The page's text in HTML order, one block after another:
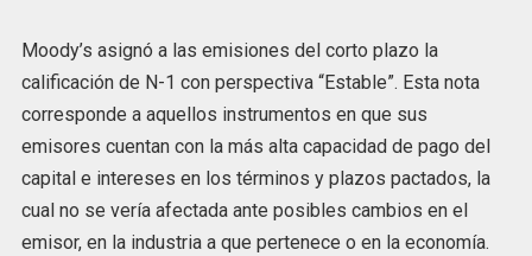
Moody’s asignó a las emisiones del corto plazo la
calificación de N-1 con perspectiva “Estable”. Esta nota
corresponde a aquellos instrumentos en que sus
emisores cuentan con la más alta capacidad de pago del
capital e intereses en los términos y plazos pactados, la
cual no se vería afectada ante posibles cambios en el
emisor, en la industria a que pertenece o en la economía.